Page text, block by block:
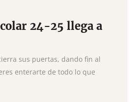
24-25 llega a
sus puertas, dando fin al
enterarte de todo lo que